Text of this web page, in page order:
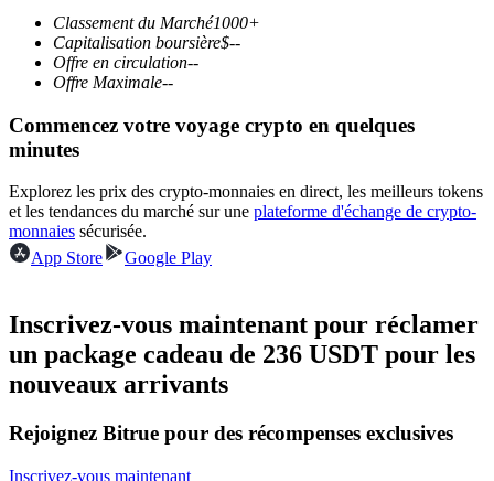
premières
Futures USDC
Classement du Marché1000+
Capitalisation boursière$--
Offre en circulation--
Offre Maximale--
Commencez votre voyage crypto en quelques
minutes
Explorez les prix des crypto-monnaies en direct, les meilleurs tokens
et les tendances du marché sur une plateforme d'échange de crypto-
monnaies sécurisée.
App Store
Google Play
Inscrivez-vous maintenant pour réclamer
un package cadeau de 236 USDT pour les
nouveaux arrivants
Rejoignez Bitrue pour des récompenses exclusives
Inscrivez-vous maintenant